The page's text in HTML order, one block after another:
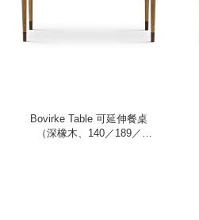
Bovirke Table 可延伸餐桌
（深橡木、140／189／